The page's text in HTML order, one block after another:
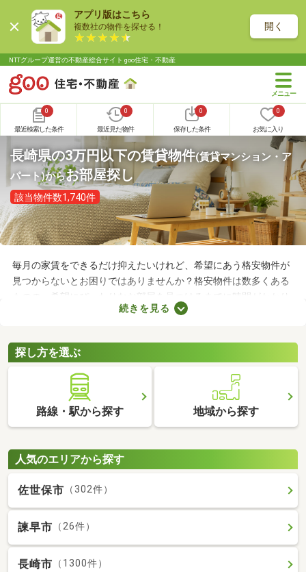
アプリ版はこちら
複数社の物件を探せる！ 開く
NTTグループ運営の不動産総合サイト goo住宅・不動産
0
最近検索した条件
0
最近見た物件
0
保存した条件
0
お気に入り
長崎県の3万円以下の賃貸物件(賃貸マンション・ア
パート)からお部屋探し
該当物件数1,740件
毎月の家賃をできるだけ抑えたいけれど、希望にあう格安物件が
見つからないとお困りではありませんか？格安物件は数多くある
ものの、希望にぴったりなお部屋を見つけるまでに時間がかかり
ます。ここでは、費用重視の方におすすめの家賃3万円以下の物
るお部屋を探してみましょう。
続きを見る
探し方を選ぶ
路線・駅から探す 地域から探す
人気のエリアから探す
佐世保市 （302件）
諫早市 （26件）
長崎市 （1300件）